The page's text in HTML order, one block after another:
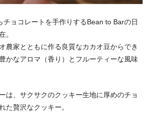
チョコレートを手作りするBean to Barの日
。
農家とともに作る良質なカカオ豆からでき
かなアロマ（香り）とフルーティーな風味
は、サクサクのクッキー生地に厚めのチョ
た贅沢なクッキー。